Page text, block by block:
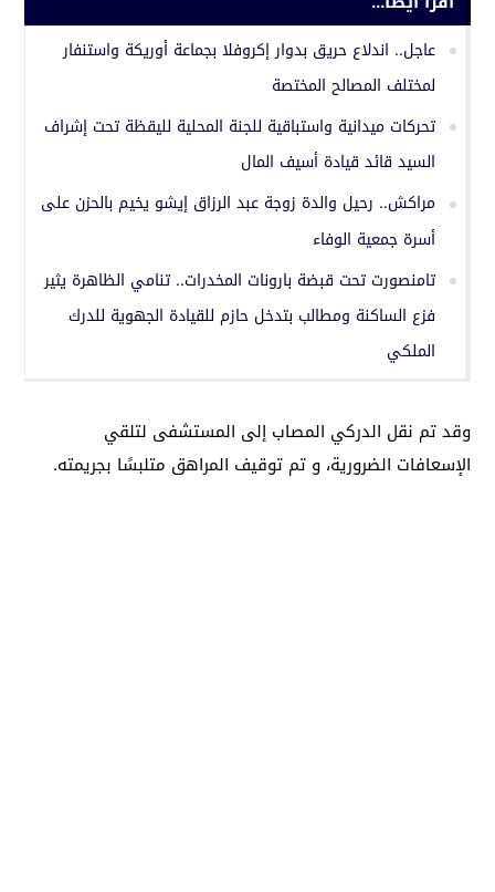
عاجل.. اندلاع حريق بدوار إكروفلا بجماعة أوريكة واستنفار
لمختلف المصالح المختصة
تحركات ميدانية واستباقية للجنة المحلية لليقظة تحت إشراف
السيد قائد قيادة أسيف المال
مراكش.. رحيل والدة زوجة عبد الرزاق إيشو يخيم بالحزن على
أسرة جمعية الوفاء
تامنصورت تحت قبضة بارونات المخدرات.. تنامي الظاهرة يثير
فزع الساكنة ومطالب بتدخل حازم للقيادة الجهوية للدرك
الملكي
وقد تم نقل الدركي المصاب إلى المستشفى لتلقي
الإسعافات الضرورية، و تم توقيف المراهق متلبسًا بجريمته.